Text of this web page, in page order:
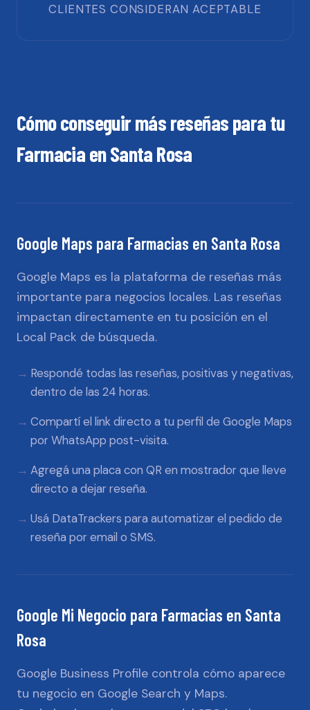
CLIENTES CONSIDERAN ACEPTABLE
Cómo conseguir más reseñas para tu
FarmaciaenSanta Rosa
Google Maps para Farmacias en Santa Rosa
Google Maps es la plataforma de reseñas más
importante para negocios locales. Las reseñas
impactan directamente en tu posición en el
Local Pack de búsqueda.
Respondé todas las reseñas, positivas y negativas,
dentro de las 24 horas.
Compartí el link directo a tu perfil de Google Maps
por WhatsApp post-visita.
Agregá una placa con QR en mostrador que lleve
directo a dejar reseña.
Usá DataTrackers para automatizar el pedido de
reseña por email o SMS.
Google Mi Negocio para Farmacias en Santa
Rosa
Google Business Profile controla cómo aparece
tu negocio en Google Search y Maps.